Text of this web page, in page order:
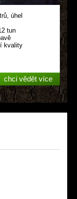
úhel
tun
kvality
chci vědět více